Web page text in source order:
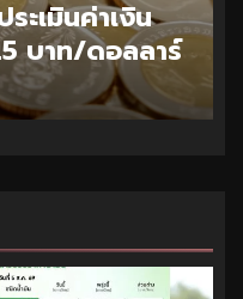
ะเมินค่าเงิน
บาท/ดอลลาร์